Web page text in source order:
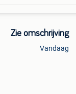
Zie omschrijving
Vandaag